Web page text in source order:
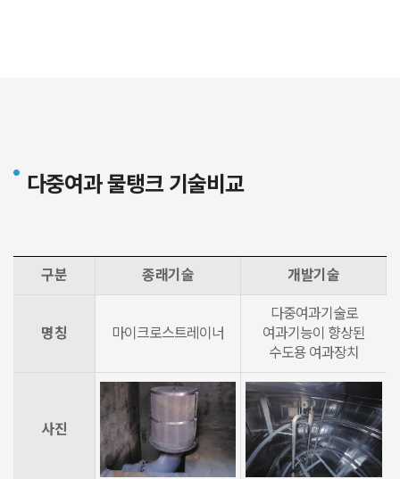
다중여과 물탱크 기술비교
구분 종래기술 개발기술
명칭 마이크로스트레이너
다중여과기술로
여과기능이 향상된
수도용 여과장치
사진